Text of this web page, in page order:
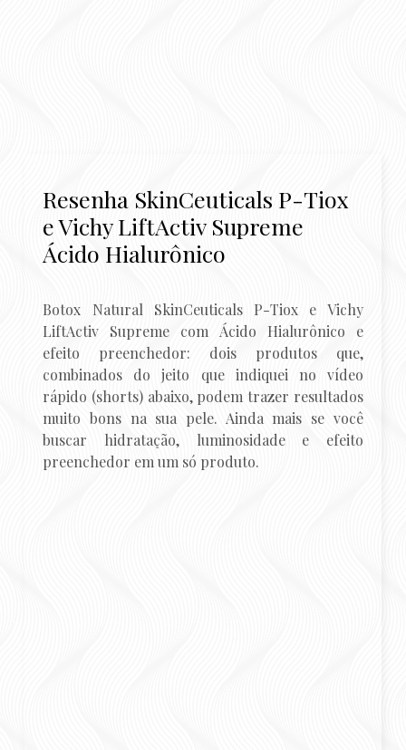
Resenha SkinCeuticals P-Tiox
e Vichy LiftActiv Supreme
Ácido Hialurônico
Botox Natural SkinCeuticals P-Tiox e Vichy
LiftActiv Supreme com Ácido Hialurônico e
efeito preenchedor: dois produtos que,
combinados do jeito que indiquei no vídeo
rápido (shorts) abaixo, podem trazer resultados
muito bons na sua pele. Ainda mais se você
buscar hidratação, luminosidade e efeito
preenchedor em um só produto.